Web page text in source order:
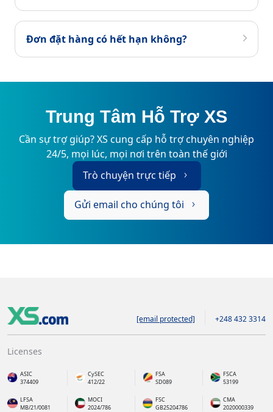
Đơn đặt hàng có hết hạn không?
Trung Tâm Hỗ Trợ XS
Cần sự trợ giúp? XS cung cấp hỗ trợ chuyên nghiệp
24/5, mọi lúc, mọi nơi trên toàn thế giới
Trò chuyện trực tiếp
Gửi email cho chúng tôi
[email protected] +248 432 3314
Licenses
ASIC
374409
CySEC
412/22
FSA
SD089
FSCA
53199
LFSA
MB/21/0081
MOCI
2024/786
FSC
GB25204786
CMA
2020000339